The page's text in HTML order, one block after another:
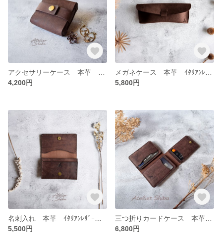
4,200円
5,800円
5,500円
6,800円